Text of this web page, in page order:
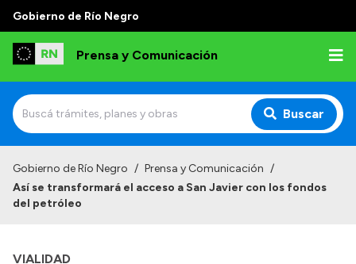
Gobierno de Río Negro
Prensa y Comunicación
Buscar
Institucional
Referentes de prensa
Gobierno de Río Negro / Prensa y Comunicación /
Así se transformará el acceso a San Javier con los fondos
del petróleo
VIALIDAD